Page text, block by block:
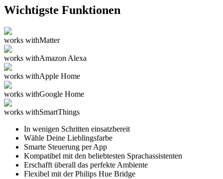
Wichtigste Funktionen
works withMatter
works withAmazon Alexa
works withApple Home
works withGoogle Home
works withSmartThings
In wenigen Schritten einsatzbereit
Wähle Deine Lieblingsfarbe
Smarte Steuerung per App
Kompatibel mit den beliebtesten Sprachassistenten
Erschafft überall das perfekte Ambiente
Flexibel mit der Philips Hue Bridge